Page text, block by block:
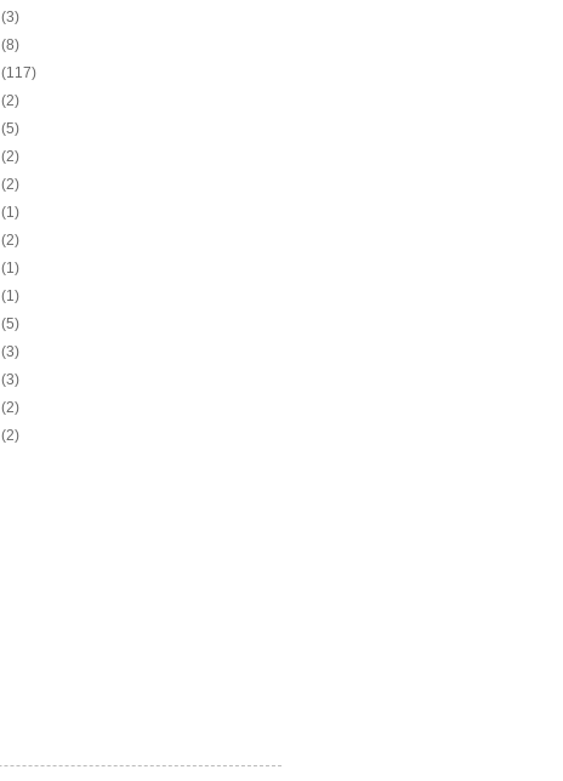
(3)
(8)
(117)
(2)
(5)
(2)
(2)
(1)
(2)
(1)
(1)
(5)
(3)
(3)
(2)
(2)